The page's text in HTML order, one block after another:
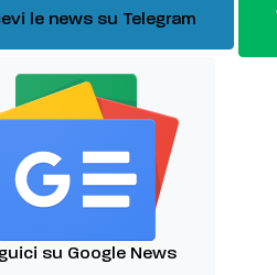
le news su Telegram
su Google News